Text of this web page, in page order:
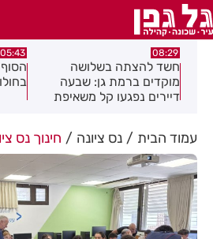
08:29
חשד להצתה בשלושה
מוקדים ברמת גן: שבעה
דיירים נפגעו קל משאיפת
05:43
עמוד הבית נס ציונה חינוך נס